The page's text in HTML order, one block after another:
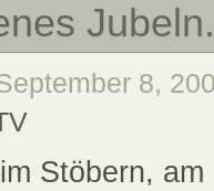
8,
Stöbern,